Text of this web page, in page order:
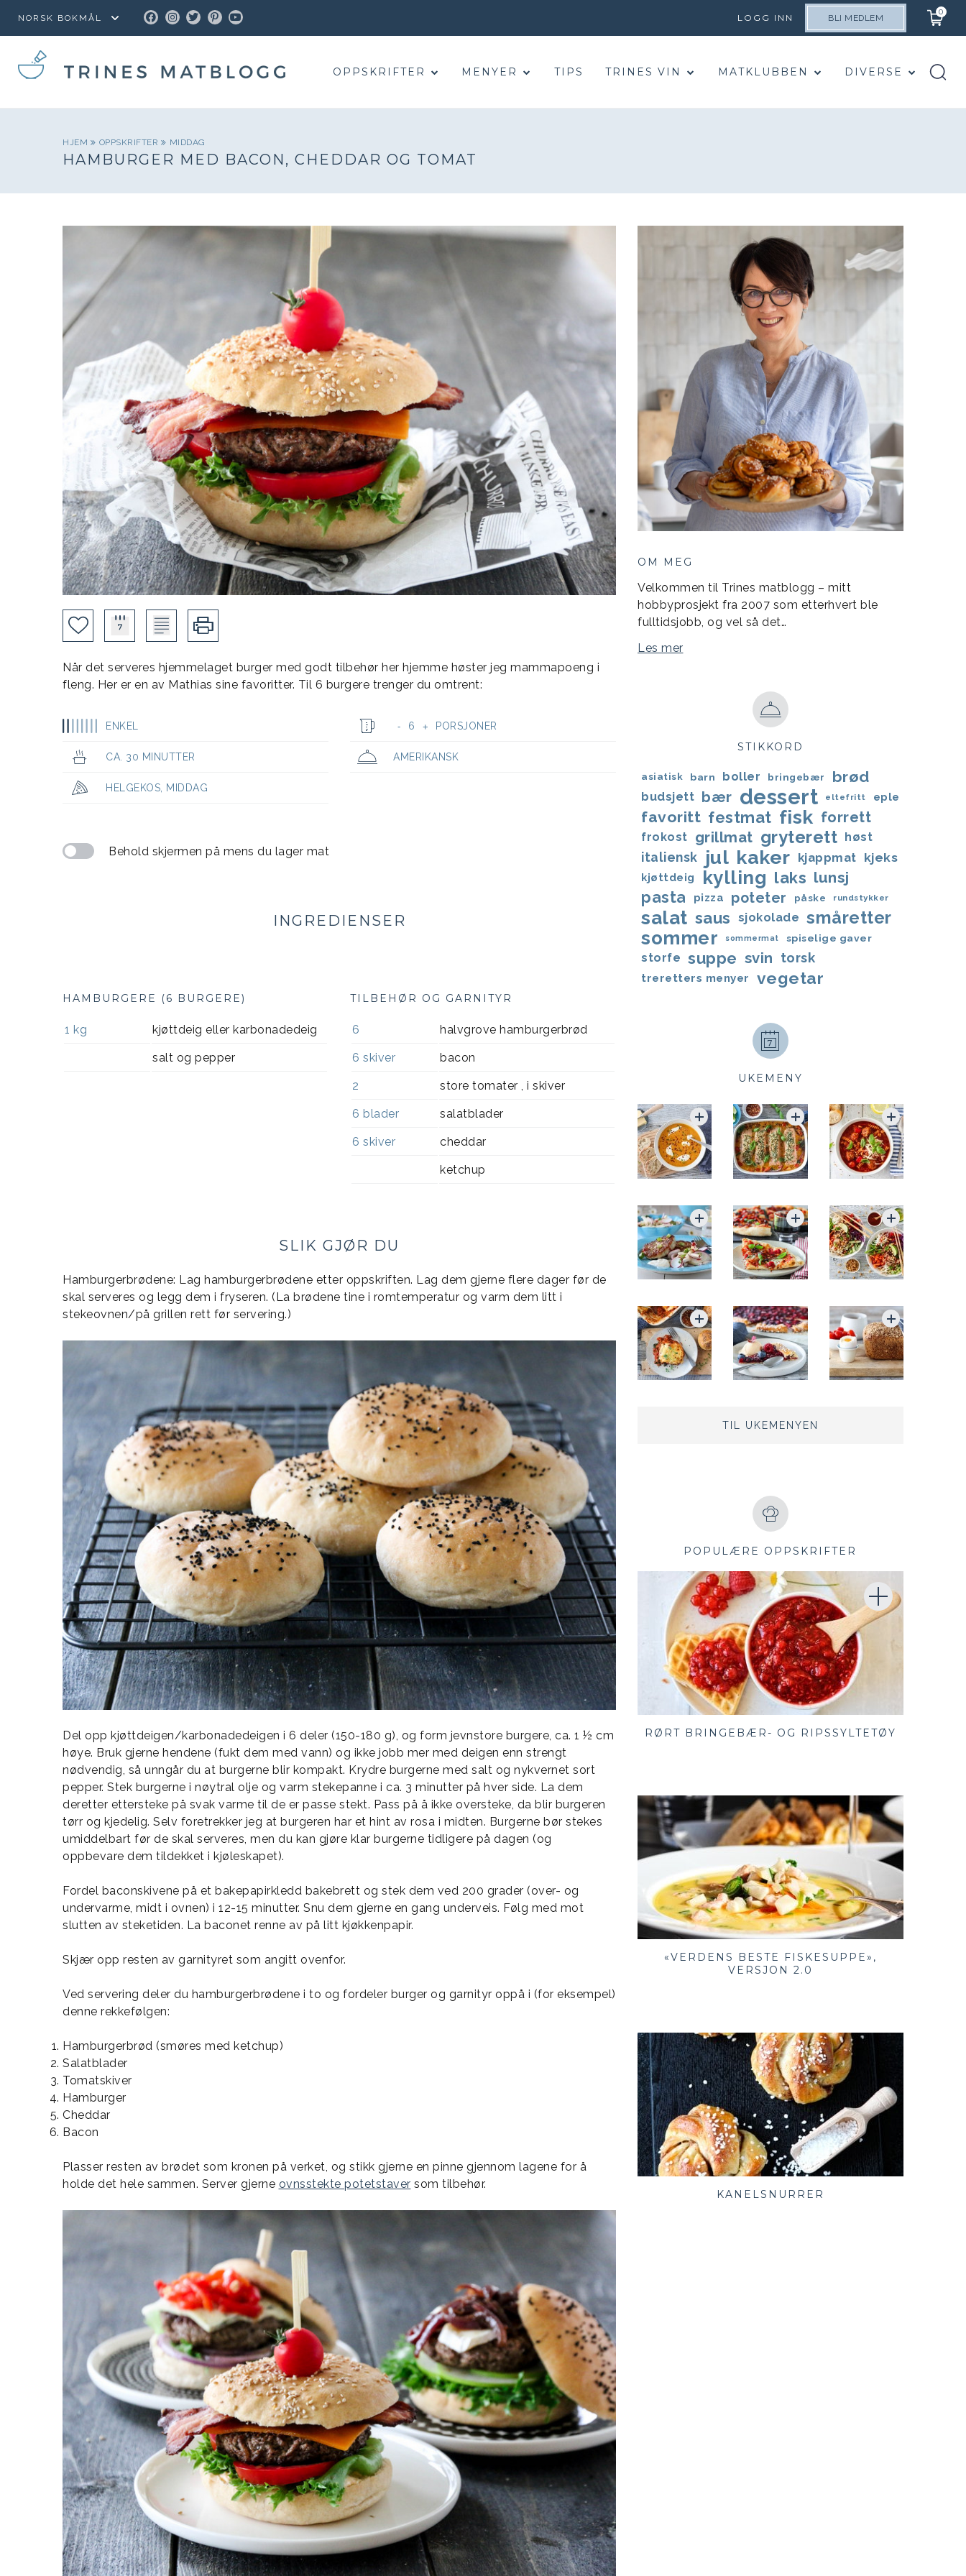
FACEBOOK
INSTAGRAM
TWITTER
PINTEREST
YOUTUBE LOGG INN BLI MEDLEM
0
OPPSKRIFTER MENYER TIPS TRINES VIN MATKLUBBEN DIVERSE
HJEM OPPSKRIFTER MIDDAG
HAMBURGER MED BACON, CHEDDAR OG TOMAT
Når det serveres hjemmelaget burger med godt tilbehør her hjemme høster jeg mammapoeng i
fleng. Her er en av Mathias sine favoritter. Til 6 burgere trenger du omtrent:
ENKEL - 6 + PORSJONER
CA. 30 MINUTTER AMERIKANSK
HELGEKOS MIDDAG
Behold skjermen på mens du lager mat
INGREDIENSER
HAMBURGERE (6 BURGERE)
1 kg kjøttdeig eller karbonadedeig
salt og pepper
TILBEHØR OG GARNITYR
6 halvgrove hamburgerbrød
6 skiver bacon
2 store tomater , i skiver
6 blader salatblader
6 skiver cheddar
ketchup
SLIK GJØR DU
Hamburgerbrødene: Lag hamburgerbrødene etter oppskriften. Lag dem gjerne flere dager før de
skal serveres og legg dem i fryseren. (La brødene tine i romtemperatur og varm dem litt i
stekeovnen/på grillen rett før servering.)
Del opp kjøttdeigen/karbonadedeigen i 6 deler (150-180 g), og form jevnstore burgere, ca. 1 ½ cm
høye. Bruk gjerne hendene (fukt dem med vann) og ikke jobb mer med deigen enn strengt
nødvendig, så unngår du at burgerne blir kompakt. Krydre burgerne med salt og nykvernet sort
pepper. Stek burgerne i nøytral olje og varm stekepanne i ca. 3 minutter på hver side. La dem
deretter ettersteke på svak varme til de er passe stekt. Pass på å ikke oversteke, da blir burgeren
tørr og kjedelig. Selv foretrekker jeg at burgeren har et hint av rosa i midten. Burgerne bør stekes
umiddelbart før de skal serveres, men du kan gjøre klar burgerne tidligere på dagen (og
oppbevare dem tildekket i kjøleskapet).
Fordel baconskivene på et bakepapirkledd bakebrett og stek dem ved 200 grader (over- og
undervarme, midt i ovnen) i 12-15 minutter. Snu dem gjerne en gang underveis. Følg med mot
slutten av steketiden. La baconet renne av på litt kjøkkenpapir.
Skjær opp resten av garnityret som angitt ovenfor.
Ved servering deler du hamburgerbrødene i to og fordeler burger og garnityr oppå i (for eksempel)
denne rekkefølgen:
Hamburgerbrød (smøres med ketchup)
Salatblader
Tomatskiver
Hamburger
Cheddar
Bacon
Plasser resten av brødet som kronen på verket, og stikk gjerne en pinne gjennom lagene for å
holde det hele sammen. Server gjerne ovnsstekte potetstaver som tilbehør.
OM MEG
Velkommen til Trines matblogg – mitt
hobbyprosjekt fra 2007 som etterhvert ble
fulltidsjobb, og vel så det…
Les mer
STIKKORD
asiatisk barn boller bringebær brød
budsjett bær dessert eltefritt eple
favoritt festmat fisk forrett
frokost grillmat gryterett høst
italiensk jul kaker kjappmat kjeks
kjøttdeig kylling laks lunsj
pasta
pizza poteter påske rundstykker
salat saus sjokolade småretter
sommer sommermat spiselige gaver
storfe suppe svin torsk
treretters menyer vegetar
UKEMENY
TIL UKEMENYEN
POPULÆRE OPPSKRIFTER
RØRT BRINGEBÆR- OG RIPSSYLTETØY
«VERDENS BESTE FISKESUPPE»,
VERSJON 2.0
KANELSNURRER